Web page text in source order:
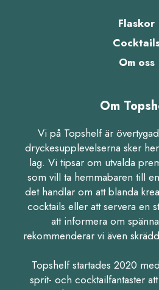
Flaskor
Om oss
Om
Vi på Topshelf är
dryckesupplevelserna sker
lag. Vi tipsar om utvalda
som vill ta hemmabaren till
det handlar om att blanda
cocktails eller att servera en
att informera om
rekommenderar vi även
Topshelf startades 2020
sprit- och cocktailfantaster